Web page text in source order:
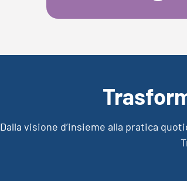
Dalla visione d’insieme alla pratica